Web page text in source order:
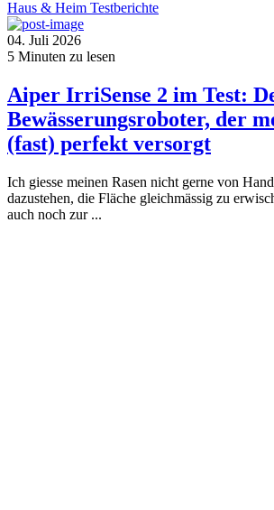
Haus & Heim Testberichte
04. Juli 2026
5 Minuten zu lesen
Aiper IrriSense 2 im Test:
Bewässerungsroboter, der
(fast) perfekt versorgt
Ich giesse meinen Rasen nicht gerne von
dazustehen, die Fläche gleichmässig zu
auch noch zur ...